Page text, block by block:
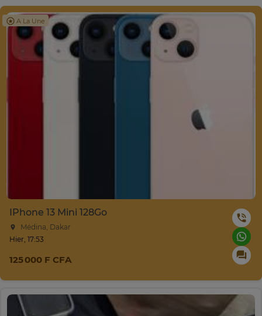
A La Une
IPhone 13 Mini 128Go
Médina, Dakar
Hier, 17:53
125 000 F CFA